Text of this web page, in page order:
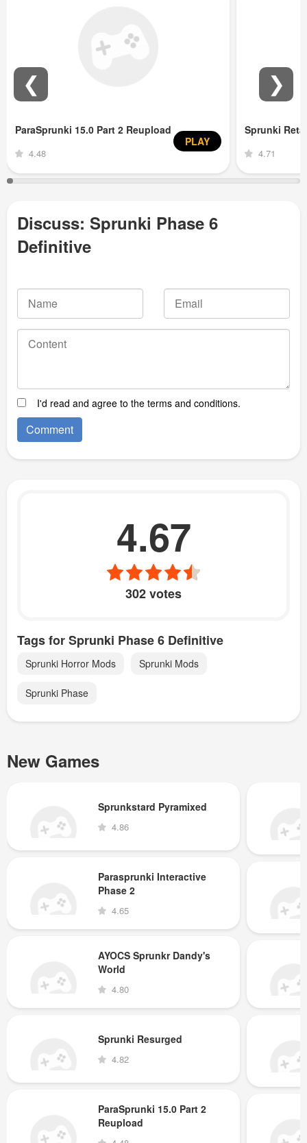
ParaSprunki 15.0 Part 2 Reupload
4.48
PLAY
Sprunki
4.71
❮ ❯
Discuss: Sprunki Phase 6
Definitive
I'd read and agree to the terms and conditions.
4.67
302 votes
Tags for Sprunki Phase 6 Definitive
Sprunki Horror Mods Sprunki Mods
Sprunki Phase
New Games
Sprunkstard Pyramixed
4.86
Parasprunki Interactive
Phase 2
4.65
AYOCS Sprunkr Dandy's
World
4.80
Sprunki Resurged
4.82
ParaSprunki 15.0 Part 2
Reupload